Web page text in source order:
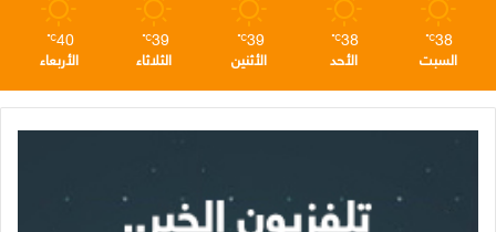
38
℃
السبت
38
℃
الأحد
39
℃
الأثنين
39
℃
الثلاثاء
40
℃
الأربعاء